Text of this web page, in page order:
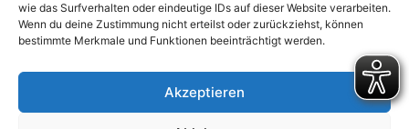
wie das Surfverhalten oder eindeutige IDs auf dieser Website verarbeiten.
Wenn du deine Zustimmung nicht erteilst oder zurückziehst, können
bestimmte Merkmale und Funktionen beeinträchtigt werden.
Akzeptieren
Impressum
Datenschutzerklärung
Barrierefreiheitserklärung